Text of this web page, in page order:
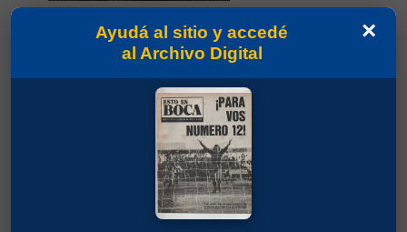
Partidos jugados por Carlos Daniel Tapia en
Torneo Apertura 1992
Martínez, Sergio Daniel
×
Ayudá al sitio y accedé
al Archivo Digital